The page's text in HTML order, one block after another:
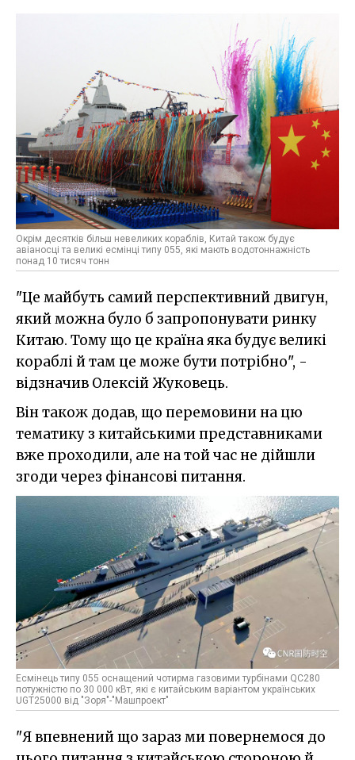
Окрім десятків більш невеликих кораблів, Китай також будує
авіаносці та великі есмінці типу 055, які мають водотоннажність
понад 10 тисяч тонн
"Це майбуть самий перспективний двигун,
який можна було б запропонувати ринку
Китаю. Тому що це країна яка будує великі
кораблі й там це може бути потрібно", -
відзначив Олексій Жуковець.
Він також додав, що перемовини на цю
тематику з китайськими представниками
вже проходили, але на той час не дійшли
згоди через фінансові питання.
Есмінець типу 055 оснащений чотирма газовими турбінами QC280
потужністю по 30 000 кВт, які є китайським варіантом українських
UGT25000 від "Зоря"-"Машпроект"
"Я впевнений що зараз ми повернемося до